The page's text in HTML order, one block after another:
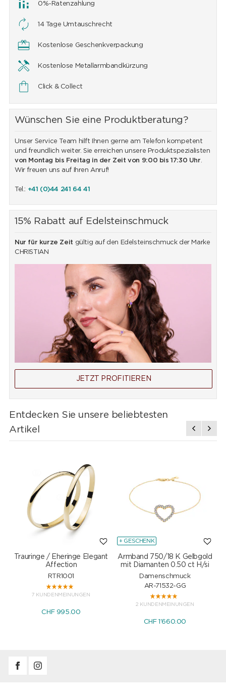
0%-Ratenzahlung
14 Tage Umtauschrecht
Kostenlose Geschenkverpackung
Kostenlose Metallarmbandkürzung
Click & Collect
Wünschen Sie eine Produktberatung?
Unser Service Team hilft Ihnen gerne am Telefon kompetent
und freundlich weiter. Sie erreichen unsere Produktspezialisten
von Montag bis Freitag in der Zeit von 9:00 bis 17:30 Uhr.
Wir freuen uns auf Ihren Anruf!
Tel.: +41 (0)44 241 64 41
15% Rabatt auf Edelsteinschmuck
Nur für kurze Zeit gültig auf den Edelsteinschmuck der Marke
CHRISTIAN
JETZT PROFITIEREN
Entdecken Sie unsere beliebtesten
Artikel
Trauringe / Eheringe Elegant
Affection
RTR1001
7 KUNDENMEINUNGEN
CHF 995.00
+ GESCHENK
Armband 750/18 K Gelbgold
mit Diamanten 0.50 ct H/si
Damenschmuck
AR-71532-GG
2 KUNDENMEINUNGEN
CHF 1'660.00